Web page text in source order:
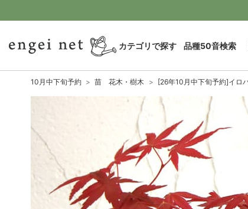
カテゴリで探す 品種50音検索
10月中下旬予約 苗 花木・樹木 [26年10月中下旬予約]イロ